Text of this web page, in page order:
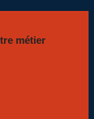
métier